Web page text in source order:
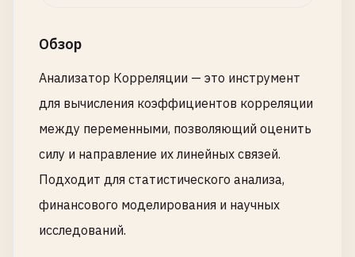
Обзор
Анализатор Корреляции — это инструмент
для вычисления коэффициентов корреляции
между переменными, позволяющий оценить
силу и направление их линейных связей.
Подходит для статистического анализа,
финансового моделирования и научных
исследований.